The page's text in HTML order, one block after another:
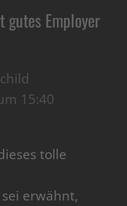
gutes Employer
15:40
tolle
erwähnt,